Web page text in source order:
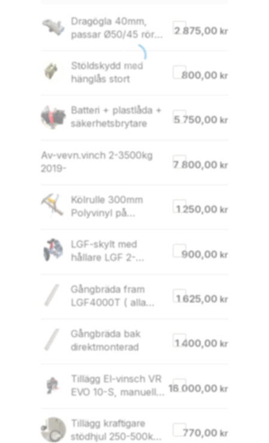
Dragögla 40mm,
passar Ø50/45 rör
2 875,00 kr
Stöldskydd med
hänglås stort
800,00 kr
Batteri + plastlåda +
säkerhetsbrytare
5 750,00 kr
Av-vevn.vinch 2-3500kg
2019-
7 800,00 kr
Kölrulle 300mm
Polyvinyl på
80×40 rör)
1 250,00 kr
LGF-skylt med
hållare LGF 2-
TS)
900,00 kr
Gångbräda fram
LGF4000T ( alla
1 625,00 kr
Gångbräda bak
direktmonterad
1 400,00 kr
Tillägg El-vinsch VR
EVO 10-S, manuell
16 000,00 kr
Tillägg kraftigare
stödhjul 250-500kg
770,00 kr